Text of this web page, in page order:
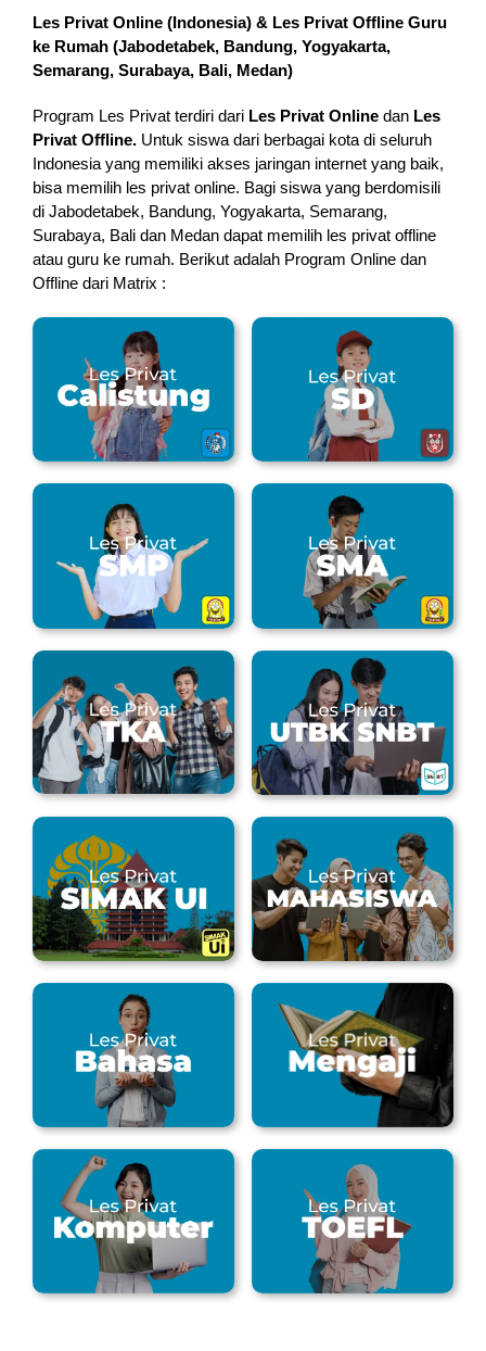
Les Privat Online (Indonesia) & Les Privat Offline Guru
ke Rumah (Jabodetabek, Bandung, Yogyakarta,
Semarang, Surabaya, Bali, Medan)
Program Les Privat terdiri dari Les Privat Online dan Les
Privat Offline. Untuk siswa dari berbagai kota di seluruh
Indonesia yang memiliki akses jaringan internet yang baik,
bisa memilih les privat online. Bagi siswa yang berdomisili
di Jabodetabek, Bandung, Yogyakarta, Semarang,
Surabaya, Bali dan Medan dapat memilih les privat offline
atau guru ke rumah. Berikut adalah Program Online dan
Offline dari Matrix :